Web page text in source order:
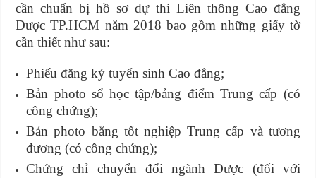
cần chuẩn bị hồ sơ dự thi Liên thông Cao đẳng
Dược TP.HCM năm 2018 bao gồm những giấy tờ
cần thiết như sau:
Phiếu đăng ký tuyển sinh Cao đẳng;
Bản photo sổ học tập/bảng điểm Trung cấp (có
công chứng);
Bản photo bằng tốt nghiệp Trung cấp và tương
đương (có công chứng);
Chứng chỉ chuyển đổi ngành Dược (đối với